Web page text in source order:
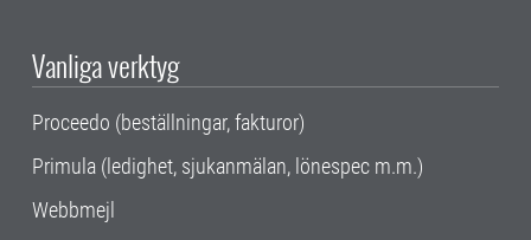
Vanliga verktyg
Proceedo (beställningar, fakturor)
Primula (ledighet, sjukanmälan, lönespec m.m.)
Webbmejl